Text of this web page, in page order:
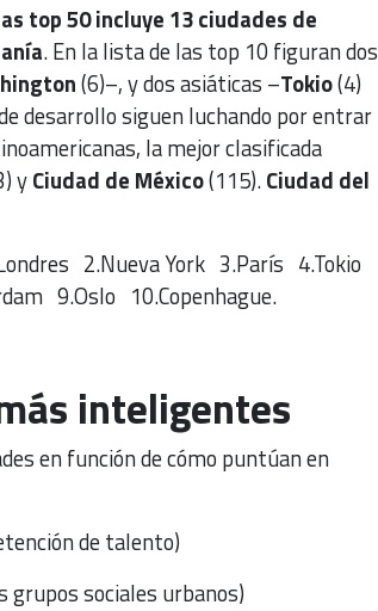
as top 50 incluye 13 ciudades de
. En la lista de las top 10 figuran dos
(6)–, y dos asiáticas –Tokio(4)
desarrollo siguen luchando por entrar
la mejor clasificada
yCiudad de México(115).Ciudad del
2.Nueva York 3.París 4.Tokio
9.Oslo 10.Copenhague.
inteligentes
en función de cómo puntúan en
de talento)
sociales urbanos)